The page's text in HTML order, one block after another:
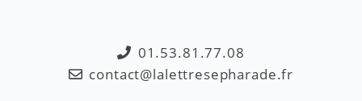
01.53.81.77.08
contact@lalettresepharade.fr